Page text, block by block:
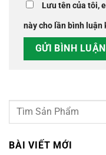
Lưu tên của tôi,
này cho lần bình luận
BÀI VIẾT MỚI